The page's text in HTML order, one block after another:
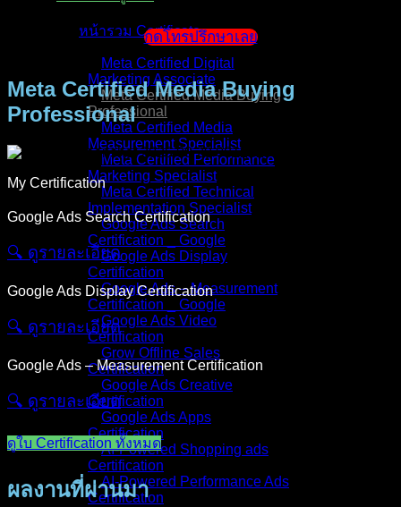
หน้ารวม Certificate
Meta Certified Digital
Marketing Associate
Meta Certified Media Buying
Professional
Meta Certified Media
Measurement Specialist
Meta Certified Performance
Marketing Specialist
Meta Certified Technical
Implementation Specialist
Google Ads Search
Certification _ Google
Google Ads Display
Certification
Google Ads – Measurement
Certification _ Google
Google Ads Video
Certification
Grow Offline Sales
Certification
Google Ads Creative
Certification
Google Ads Apps
Certification
AI-Powered Shopping ads
Certification
AI-Powered Performance Ads
Certification
กดโทรปรึกษาเลย
Meta Certified Media Buying
Professional
My Certification
Google Ads Search Certification
🔍︎ ดูรายละเอียด
Google Ads Display Certification
🔍︎ ดูรายละเอียด
Google Ads – Measurement Certification
🔍︎ ดูรายละเอียด
ดูใบ Certification ทั้งหมด
ผลงานที่ผ่านมา